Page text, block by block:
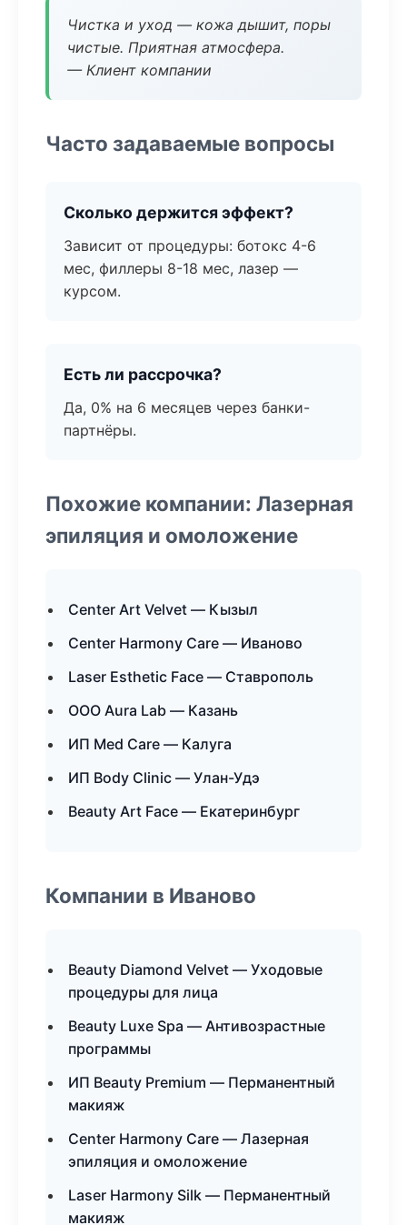
Чистка и уход — кожа дышит, поры
чистые. Приятная атмосфера.
— Клиент компании
Часто задаваемые вопросы
Сколько держится эффект?
Зависит от процедуры: ботокс 4-6
мес, филлеры 8-18 мес, лазер —
курсом.
Есть ли рассрочка?
Да, 0% на 6 месяцев через банки-
партнёры.
Похожие компании: Лазерная
эпиляция и омоложение
Center Art Velvet — Кызыл
Center Harmony Care — Иваново
Laser Esthetic Face — Ставрополь
ООО Aura Lab — Казань
ИП Med Care — Калуга
ИП Body Clinic — Улан-Удэ
Beauty Art Face — Екатеринбург
Компании в Иваново
Beauty Diamond Velvet — Уходовые
процедуры для лица
Beauty Luxe Spa — Антивозрастные
программы
ИП Beauty Premium — Перманентный
макияж
Center Harmony Care — Лазерная
эпиляция и омоложение
Laser Harmony Silk — Перманентный
макияж